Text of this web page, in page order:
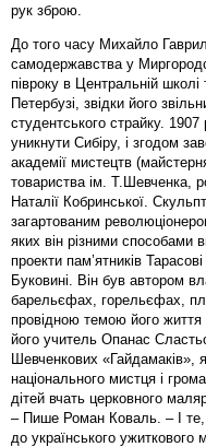
рук зброю.
До того часу Михайло
самодержавства у
півроку в Центральній
Петербузі, звідки його
студентського страйку.
уникнути Сибіру, і згодом
академії мистецтв
товариства ім. Т.Шевченка,
Наталії Кобринської.
загартованим
яких він різними способами
проекти пам’ятників
Буковині. Він був автором
барельєфах, горельєфах,
провідною темою його життя
його учитель Опанас
Шевченкових «Гайдамаків»,
національного мистця і
дітей вчать церковного
– Пише Роман Коваль. – І те,
до українського